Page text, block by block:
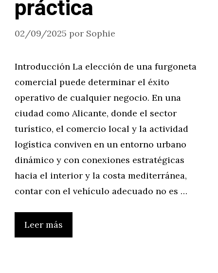
práctica
02/09/2025 por Sophie
Introducción La elección de una furgoneta
comercial puede determinar el éxito
operativo de cualquier negocio. En una
ciudad como Alicante, donde el sector
turístico, el comercio local y la actividad
logística conviven en un entorno urbano
dinámico y con conexiones estratégicas
hacia el interior y la costa mediterránea,
contar con el vehículo adecuado no es …
Leer más